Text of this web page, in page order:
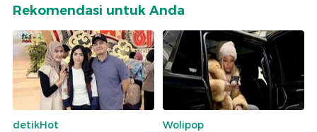
Rekomendasi untuk Anda
detikHot
Wolipop